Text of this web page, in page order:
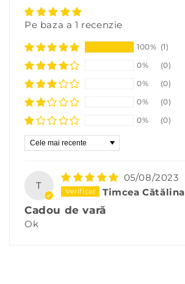
Pe baza a 1 recenzie
100% (1)
0%
(0)
0%
(0)
0%
(0)
0%
(0)
Sort by
T
05/08/2023
Timcea Cătălina
Cadou de vară
Ok